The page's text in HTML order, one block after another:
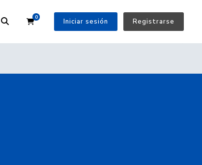
0
Carrito Iniciar sesión Registrarse